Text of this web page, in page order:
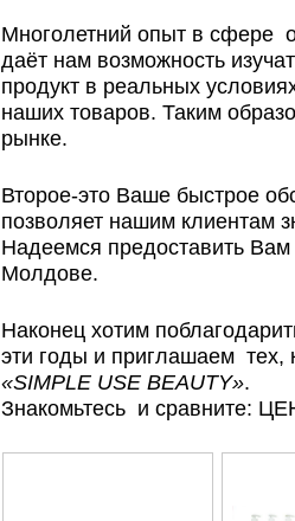
Многолетний опыт в сфере
даёт нам возможность
продукт в реальных
наших товаров. Таким
рынке.
Второе-это Ваше быстрое
позволяет нашим клиентам
Надеемся предоставить
Молдове.
Наконец хотим
эти годы и приглашаем тех,
«SIMPLE USE BEAUTY».
Знакомьтесь и сравните: